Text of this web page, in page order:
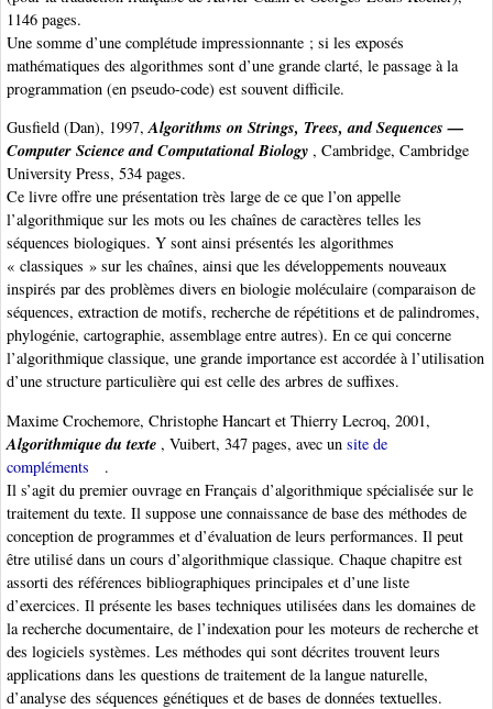
1146 pages.
Une somme d’une complétude impressionnante ; si les exposés
mathématiques des algorithmes sont d’une grande clarté, le passage à la
programmation (en pseudo-code) est souvent difficile.
Gusfield (Dan), 1997,Algorithms on Strings, Trees, and Sequences —
Computer Science and Computational Biology , Cambridge, Cambridge
University Press, 534 pages.
Ce livre offre une présentation très large de ce que l’on appelle
l’algorithmique sur les mots ou les chaînes de caractères telles les
séquences biologiques. Y sont ainsi présentés les algorithmes
« classiques » sur les chaînes, ainsi que les développements nouveaux
inspirés par des problèmes divers en biologie moléculaire (comparaison de
séquences, extraction de motifs, recherche de répétitions et de palindromes,
phylogénie, cartographie, assemblage entre autres). En ce qui concerne
l’algorithmique classique, une grande importance est accordée à l’utilisation
d’une structure particulière qui est celle des arbres de suffixes.
Maxime Crochemore, Christophe Hancart et Thierry Lecroq, 2001,
Algorithmique du texte , Vuibert, 347 pages, avec un site de
compléments
.
Il s’agit du premier ouvrage en Français d’algorithmique spécialisée sur le
traitement du texte. Il suppose une connaissance de base des méthodes de
conception de programmes et d’évaluation de leurs performances. Il peut
être utilisé dans un cours d’algorithmique classique. Chaque chapitre est
assorti des références bibliographiques principales et d’une liste
d’exercices. Il présente les bases techniques utilisées dans les domaines de
la recherche documentaire, de l’indexation pour les moteurs de recherche et
des logiciels systèmes. Les méthodes qui sont décrites trouvent leurs
applications dans les questions de traitement de la langue naturelle,
d’analyse des séquences génétiques et de bases de données textuelles.